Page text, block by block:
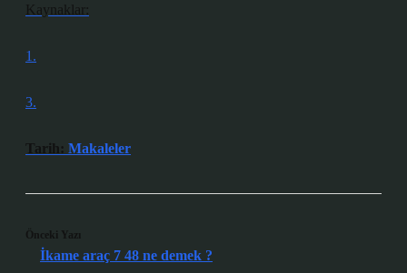
Kaynaklar:
1.
3.
Tarih: Makaleler
Önceki Yazı
İkame araç 7 48 ne demek ?